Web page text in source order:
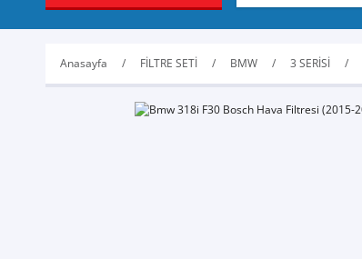
Anasayfa FİLTRE SETİ BMW 3 SERİSİ